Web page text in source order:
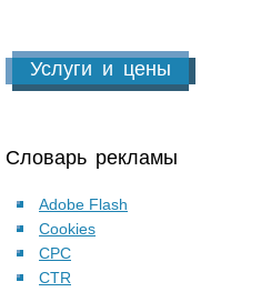
Услуги и цены
Словарь рекламы
Adobe Flash
Cookies
CPC
CTR